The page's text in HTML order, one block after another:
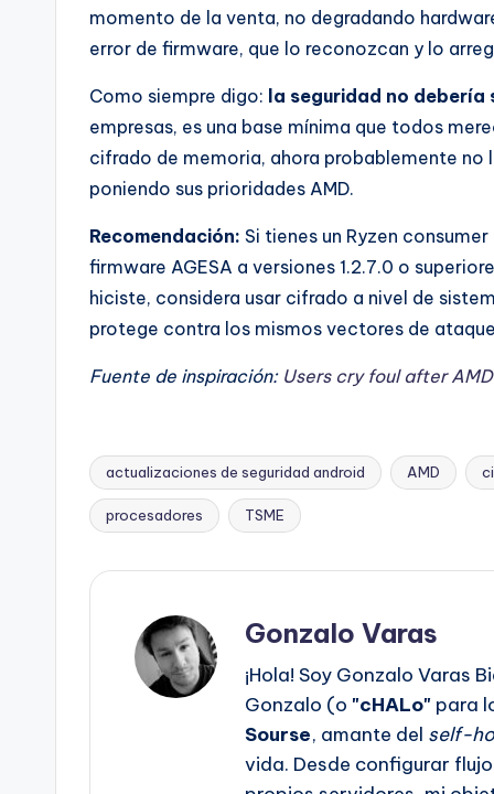
momento de la venta, no degradando
error de firmware, que lo reconozcan y lo
Como siempre digo: la seguridad no debería
empresas, es una base mínima que todos
cifrado de memoria, ahora probablemente no
poniendo sus prioridades AMD.
Recomendación: Si tienes un Ryzen
firmware AGESA a versiones 1.2.7.0 o
hiciste, considera usar cifrado a nivel de
protege contra los mismos vectores de
Fuente de inspiración: Users cry foul after
Etiquetas:
actualizaciones de seguridad android AMD
procesadores TSME
Gonzalo Varas
¡Hola! Soy Gonzalo Varas
Gonzalo (o "cHALo" para
Sourse, amante del self-
vida. Desde configurar